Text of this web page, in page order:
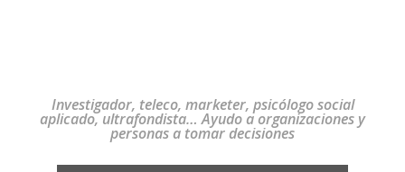
Investigador, teleco, marketer, psicólogo social
aplicado, ultrafondista… Ayudo a organizaciones y
personas a tomar decisiones